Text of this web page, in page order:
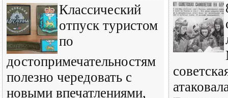
Классический
отпуск туристом
по
достопримечательностям
полезно чередовать с
новыми впечатлениями,